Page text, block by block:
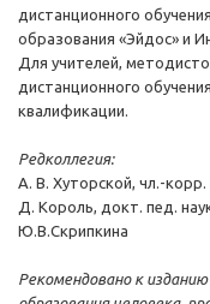
дистанционного
образования «Эйдос» и
Для учителей,
дистанционного
квалификации.
Редколлегия:
А. В. Хуторской, чл.-
Д. Король, докт. пед.
Ю.В.Скрипкина
Рекомендовано к